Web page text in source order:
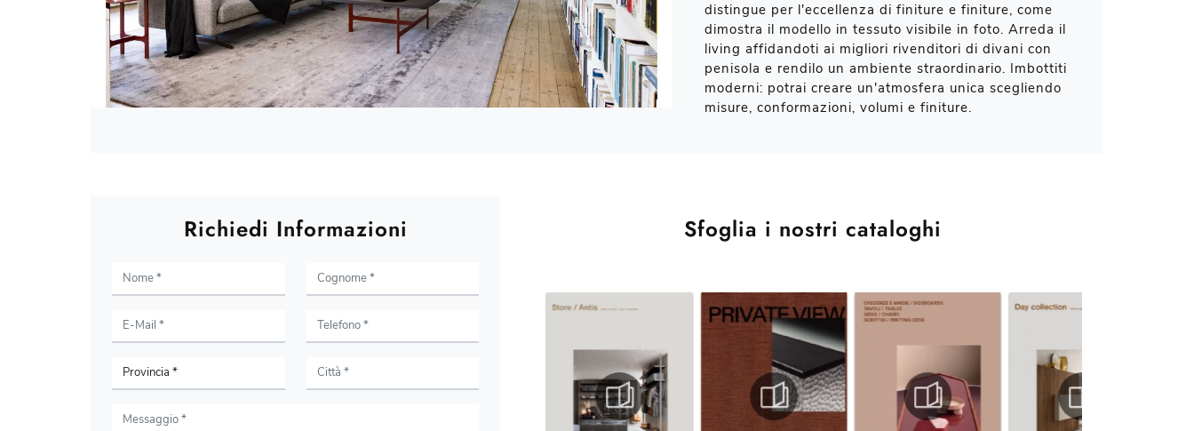
distingue per l'eccellenza di finiture e finiture, come
dimostra il modello in tessuto visibile in foto. Arreda il
living affidandoti ai migliori rivenditori di divani con
penisola e rendilo un ambiente straordinario. Imbottiti
moderni: potrai creare un'atmosfera unica scegliendo
misure, conformazioni, volumi e finiture.
Sfoglia i nostri cataloghi
Richiedi Informazioni